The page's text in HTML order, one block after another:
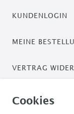
KUNDENLOGIN
MEINE
VERTRAG
Cookies